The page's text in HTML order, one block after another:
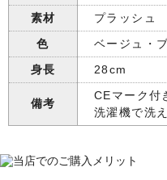
素材
プラッシュ
色
ベージュ・
身長
28cm
備考
CEマーク付
洗濯機で洗